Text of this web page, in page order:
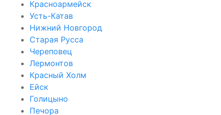
Красноармейск
Усть-Катав
Нижний Новгород
Старая Русса
Череповец
Лермонтов
Красный Холм
Ейск
Голицыно
Печора